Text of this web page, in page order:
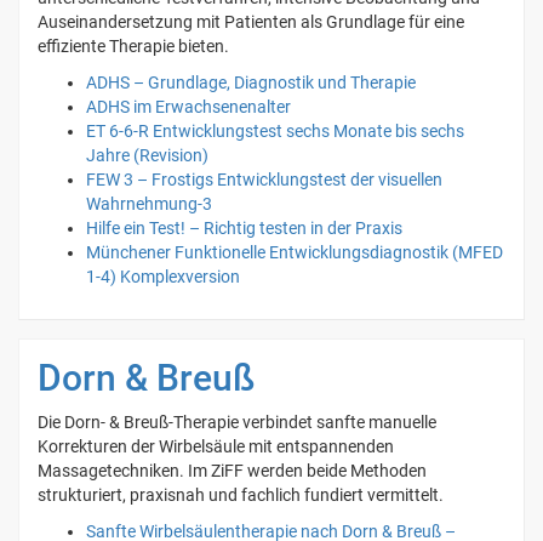
Auseinandersetzung mit Patienten als Grundlage für eine
effiziente Therapie bieten.
ADHS – Grundlage, Diagnostik und Therapie
ADHS im Erwachsenenalter
ET 6-6-R Entwicklungstest sechs Monate bis sechs
Jahre (Revision)
FEW 3 – Frostigs Entwicklungstest der visuellen
Wahrnehmung-3
Hilfe ein Test! – Richtig testen in der Praxis
Münchener Funktionelle Entwicklungsdiagnostik (MFED
1-4) Komplexversion
Dorn & Breuß
Die Dorn- & Breuß-Therapie verbindet sanfte manuelle
Korrekturen der Wirbelsäule mit entspannenden
Massagetechniken. Im ZiFF werden beide Methoden
strukturiert, praxisnah und fachlich fundiert vermittelt.
Sanfte Wirbelsäulentherapie nach Dorn & Breuß –